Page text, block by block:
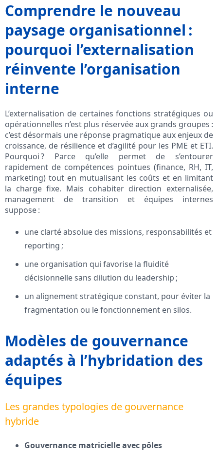
Comprendre le nouveau
paysage organisationnel :
pourquoi l’externalisation
réinvente l’organisation
interne
L’externalisation de certaines fonctions stratégiques ou
opérationnelles n’est plus réservée aux grands groupes :
c’est désormais une réponse pragmatique aux enjeux de
croissance, de résilience et d’agilité pour les PME et ETI.
Pourquoi ? Parce qu’elle permet de s’entourer
rapidement de compétences pointues (finance, RH, IT,
marketing) tout en mutualisant les coûts et en limitant
la charge fixe. Mais cohabiter direction externalisée,
management de transition et équipes internes
suppose :
une clarté absolue des missions, responsabilités et
reporting ;
une organisation qui favorise la fluidité
décisionnelle sans dilution du leadership ;
un alignement stratégique constant, pour éviter la
fragmentation ou le fonctionnement en silos.
Modèles de gouvernance
adaptés à l’hybridation des
équipes
Les grandes typologies de gouvernance
hybride
Gouvernance matricielle avec pôles